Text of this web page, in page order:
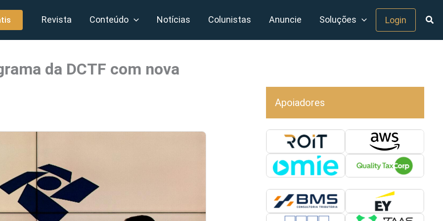
Revista Conteúdo Notícias Colunistas Anuncie Soluções Login
da DCTF com nova
Apoiadores